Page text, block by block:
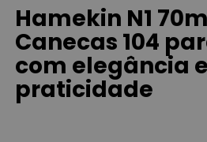
Hamekin N1
Canecas 104
com elegância e
praticidade